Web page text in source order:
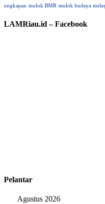
ungkapan mulok BMR mulok budaya
LAMRiau.id – Facebook
Pelantar
Agustus 2026